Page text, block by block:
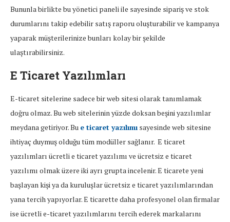
Bununla birlikte bu yönetici paneli ile sayesinde sipariş ve stok
durumlarını takip edebilir satış raporu oluşturabilir ve kampanya
yaparak müşterilerinize bunları kolay bir şekilde
ulaştırabilirsiniz.
E Ticaret Yazılımları
E-ticaret sitelerine sadece bir web sitesi olarak tanımlamak
doğru olmaz. Bu web sitelerinin yüzde doksan beşini yazılımlar
meydana getiriyor. Bu e ticaret yazılımı sayesinde web sitesine
ihtiyaç duymuş olduğu tüm modüller sağlanır. E ticaret
yazılımları ücretli e ticaret yazılımı ve ücretsiz e ticaret
yazılımı olmak üzere iki ayrı grupta incelenir. E ticarete yeni
başlayan kişi ya da kuruluşlar ücretsiz e ticaret yazılımlarından
yana tercih yapıyorlar. E ticarette daha profesyonel olan firmalar
ise ücretli e-ticaret yazılımlarını tercih ederek markalarını